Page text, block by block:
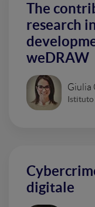
The
research
weDRAW
Giulia
Istituto
digitale